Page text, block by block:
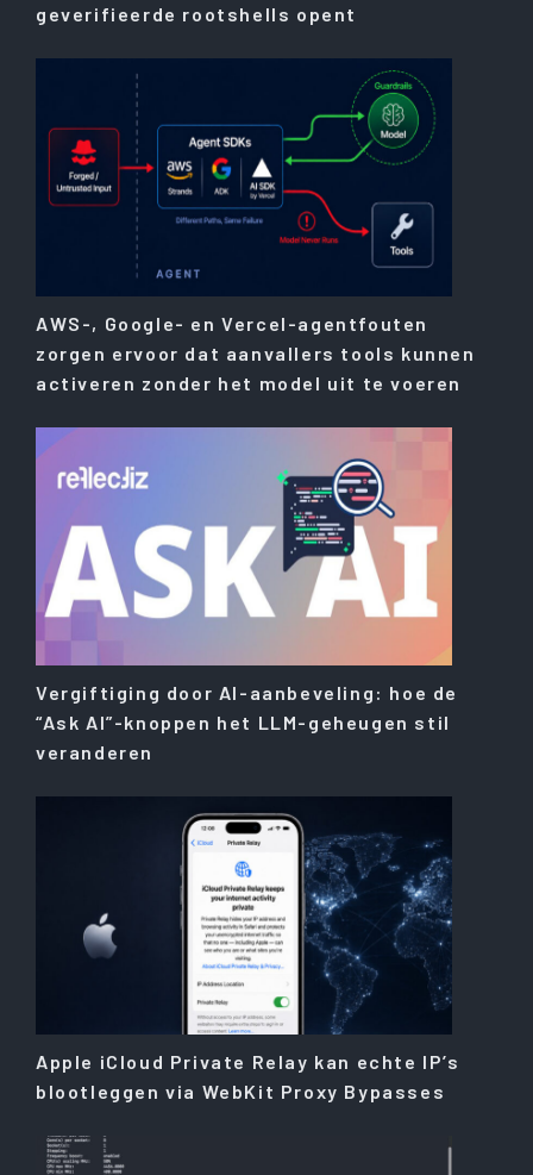
geverifieerde rootshells opent
AWS-, Google- en Vercel-agentfouten
zorgen ervoor dat aanvallers tools kunnen
activeren zonder het model uit te voeren
Vergiftiging door AI-aanbeveling: hoe de
“Ask AI”-knoppen het LLM-geheugen stil
veranderen
Apple iCloud Private Relay kan echte IP’s
blootleggen via WebKit Proxy Bypasses